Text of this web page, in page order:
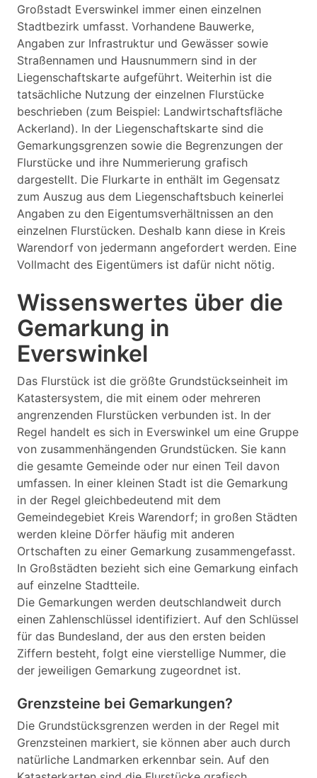
Großstadt Everswinkel immer einen einzelnen
Stadtbezirk umfasst. Vorhandene Bauwerke,
Angaben zur Infrastruktur und Gewässer sowie
Straßennamen und Hausnummern sind in der
Liegenschaftskarte aufgeführt. Weiterhin ist die
tatsächliche Nutzung der einzelnen Flurstücke
beschrieben (zum Beispiel: Landwirtschaftsfläche
Ackerland). In der Liegenschaftskarte sind die
Gemarkungsgrenzen sowie die Begrenzungen der
Flurstücke und ihre Nummerierung grafisch
dargestellt. Die Flurkarte in enthält im Gegensatz
zum Auszug aus dem Liegenschaftsbuch keinerlei
Angaben zu den Eigentumsverhältnissen an den
einzelnen Flurstücken. Deshalb kann diese in Kreis
Warendorf von jedermann angefordert werden. Eine
Vollmacht des Eigentümers ist dafür nicht nötig.
Wissenswertes über die
Gemarkung in
Everswinkel
Das Flurstück ist die größte Grundstückseinheit im
Katastersystem, die mit einem oder mehreren
angrenzenden Flurstücken verbunden ist. In der
Regel handelt es sich in Everswinkel um eine Gruppe
von zusammenhängenden Grundstücken. Sie kann
die gesamte Gemeinde oder nur einen Teil davon
umfassen. In einer kleinen Stadt ist die Gemarkung
in der Regel gleichbedeutend mit dem
Gemeindegebiet Kreis Warendorf; in großen Städten
werden kleine Dörfer häufig mit anderen
Ortschaften zu einer Gemarkung zusammengefasst.
In Großstädten bezieht sich eine Gemarkung einfach
auf einzelne Stadtteile.
Die Gemarkungen werden deutschlandweit durch
einen Zahlenschlüssel identifiziert. Auf den Schlüssel
für das Bundesland, der aus den ersten beiden
Ziffern besteht, folgt eine vierstellige Nummer, die
der jeweiligen Gemarkung zugeordnet ist.
Grenzsteine bei Gemarkungen?
Die Grundstücksgrenzen werden in der Regel mit
Grenzsteinen markiert, sie können aber auch durch
natürliche Landmarken erkennbar sein. Auf den